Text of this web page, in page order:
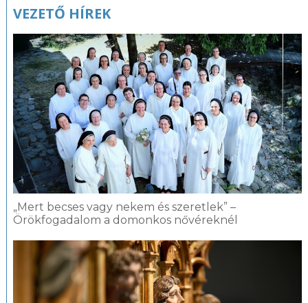
VEZETŐ HÍREK
„Mert becses vagy nekem és szeretlek” –
Örökfogadalom a domonkos nővéreknél